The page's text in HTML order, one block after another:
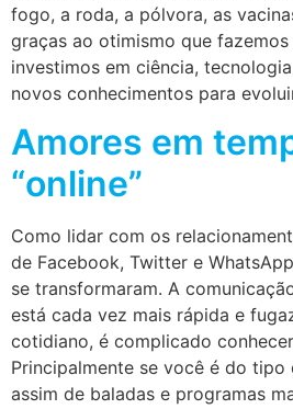
fogo, a roda, a pólvora, as
graças ao otimismo que
investimos em ciência,
novos conhecimentos para
Amores em
“online”
Como lidar com os
de Facebook, Twitter e
se transformaram. A
está cada vez mais rápida e
cotidiano, é complicado
Principalmente se você é do
assim de baladas e programas